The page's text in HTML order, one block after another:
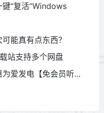
“复活”Windows
能真有点东西？
站支持多个网盘
爱发电【免会员听